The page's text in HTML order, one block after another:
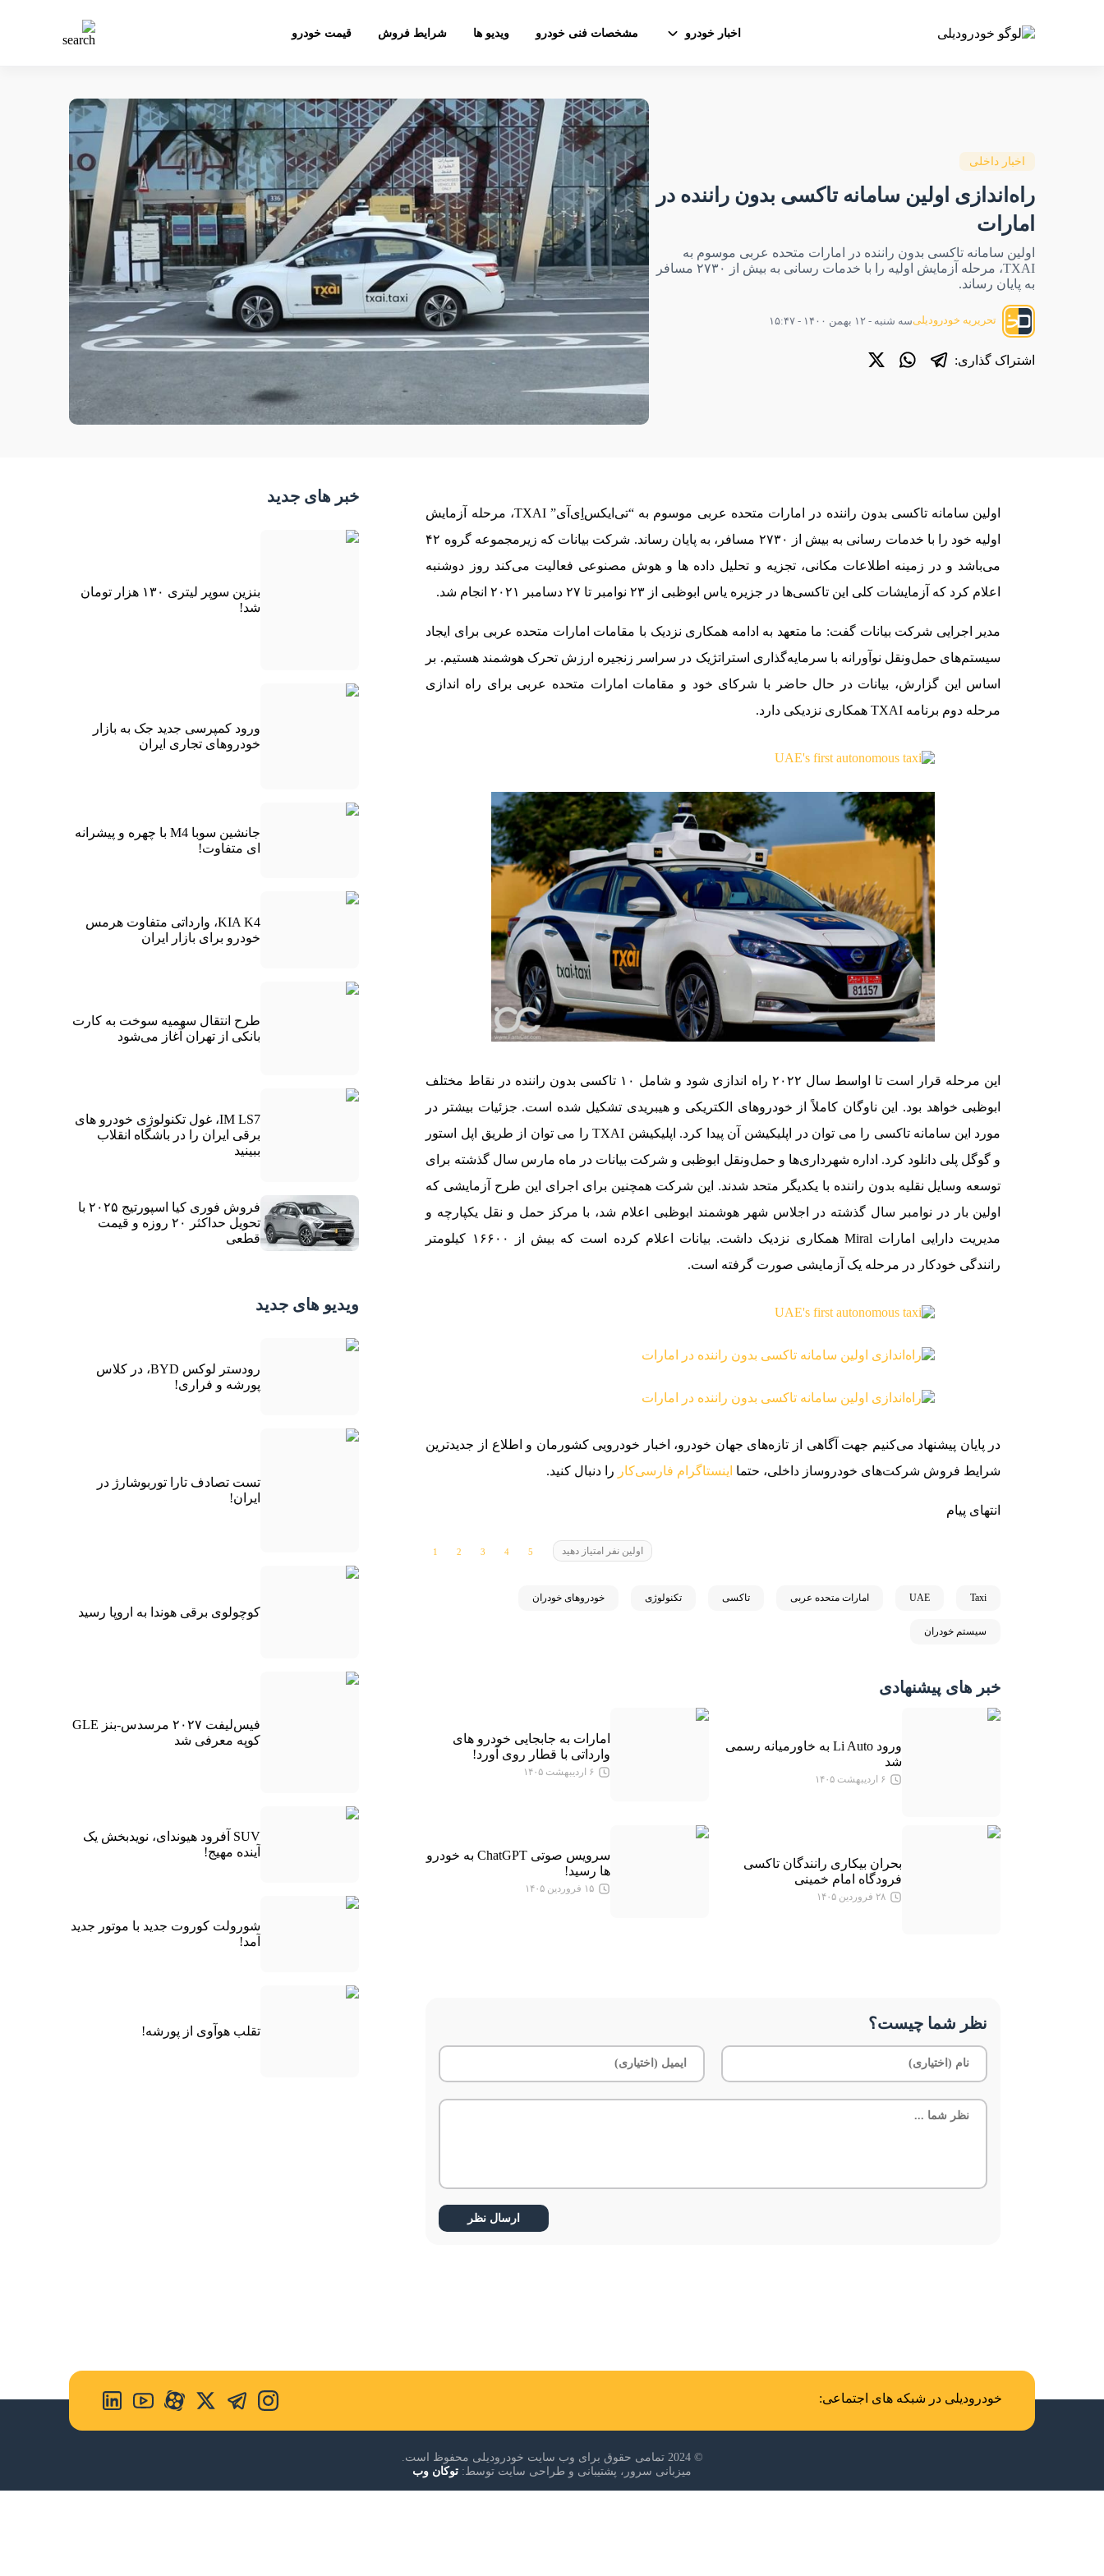
اخبار خودرو مشخصات فنی خودرو ویدیو ها شرایط فروش قیمت خودرو
اخبار داخلی
راه‌اندازی اولین سامانه تاکسی بدون راننده در
امارات
اولین سامانه تاکسی بدون راننده در امارات متحده عربی موسوم به
TXAI، مرحله آزمایش اولیه را با خدمات رسانی به بیش از ۲۷۳۰ مسافر
به پایان رساند.
تحریریه خودرودیلیسه شنبه - ۱۲ بهمن ۱۴۰۰ - ۱۵:۴۷
اشتراک گذاری:
اولین سامانه تاکسی بدون راننده در امارات متحده عربی موسوم به “تی‌ایکس‌اِی‌آی” TXAI، مرحله آزمایش
اولیه خود را با خدمات رسانی به بیش از ۲۷۳۰ مسافر، به پایان رساند. شرکت بیانات که زیرمجموعه گروه ۴۲
می‌باشد و در زمینه اطلاعات مکانی، تجزیه و تحلیل داده ها و هوش مصنوعی فعالیت می‌کند روز دوشنبه
اعلام کرد که آزمایشات کلی این تاکسی‌ها در جزیره یاس ابوظبی از ۲۳ نوامبر تا ۲۷ دسامبر ۲۰۲۱ انجام شد.
مدیر اجرایی شرکت بیانات گفت: ما متعهد به ادامه همکاری نزدیک با مقامات امارات متحده عربی برای ایجاد
سیستم‌های حمل‌ونقل نوآورانه با سرمایه‌گذاری استراتژیک در سراسر زنجیره ارزش تحرک هوشمند هستیم. بر
اساس این گزارش، بیانات در حال حاضر با شرکای خود و مقامات امارات متحده عربی برای راه اندازی
مرحله دوم برنامه TXAI همکاری نزدیکی دارد.
این مرحله قرار است تا اواسط سال ۲۰۲۲ راه اندازی شود و شامل ۱۰ تاکسی بدون راننده در نقاط مختلف
ابوظبی خواهد بود. این ناوگان کاملاً از خودروهای الکتریکی و هیبریدی تشکیل شده است. جزئیات بیشتر در
مورد این سامانه تاکسی را می توان در اپلیکیشن آن پیدا کرد. اپلیکیشن TXAI را می توان از طریق اپل استور
و گوگل پلی دانلود کرد. اداره شهرداری‌ها و حمل‌ونقل ابوظبی و شرکت بیانات در ماه مارس سال گذشته برای
توسعه وسایل نقلیه بدون راننده با یکدیگر متحد شدند. این شرکت همچنین برای اجرای این طرح آزمایشی که
اولین بار در نوامبر سال گذشته در اجلاس شهر هوشمند ابوظبی اعلام شد، با مرکز حمل و نقل یکپارچه و
مدیریت دارایی امارات Miral همکاری نزدیک داشت. بیانات اعلام کرده است که بیش از ۱۶۶۰۰ کیلومتر
رانندگی خودکار در مرحله یک آزمایشی صورت گرفته است.
در پایان پیشنهاد می‌کنیم جهت آگاهی از تازه‌های جهان خودرو، اخبار خودرویی کشورمان و اطلاع از جدیدترین
شرایط فروش شرکت‌های خودروساز داخلی، حتما اینستاگرام فارسی‌کار را دنبال کنید.
انتهای پیام
اولین نفر امتیاز دهید
Taxi
UAE امارات متحده عربی تاکسی تکنولوژی خودروهای خودران
سیستم خودران
خبر های پیشنهادی
ورود Li Auto به خاورمیانه رسمی
شد
۶ اردیبهشت ۱۴۰۵
امارات به جابجایی خودرو های
وارداتی با قطار روی آورد!
۶ اردیبهشت ۱۴۰۵
بحران بیکاری رانندگان تاکسی
فرودگاه امام خمینی
۲۸ فروردین ۱۴۰۵
سرویس صوتی ChatGPT به خودرو
ها رسید!
۱۵ فروردین ۱۴۰۵
نظر شما چیست؟
خبر های جدید
بنزین سوپر لیتری ۱۳۰ هزار تومان
شد!
ورود کمپرسی جدید جک به بازار
خودروهای تجاری ایران
جانشین سوبا M4 با چهره و پیشرانه
ای متفاوت!
KIA K4، وارداتی متفاوت هرمس
خودرو برای بازار ایران
طرح انتقال سهمیه سوخت به کارت
بانکی از تهران آغاز می‌شود
IM LS7، غول تکنولوژی خودرو های
برقی ایران را در باشگاه انقلاب
ببینید
فروش فوری کیا اسپورتیج ۲۰۲۵ با
تحویل حداکثر ۲۰ روزه و قیمت
قطعی
ویدیو های جدید
رودستر لوکس BYD، در کلاس
پورشه و فراری!
تست تصادف تارا توربوشارژ در
ایران!
کوچولوی برقی هوندا به اروپا رسید
فیس‌لیفت ۲۰۲۷ مرسدس-بنز GLE
کوپه معرفی شد
SUV آفرود هیوندای، نویدبخش یک
آینده مهیج!
شورولت کوروت جدید با موتور جدید
آمد!
تقلب هوآوی از پورشه!
خودرودیلی در شبکه های اجتماعی:
© 2024 تمامی حقوق برای وب سایت خودرودیلی محفوظ است.
میزبانی سرور، پشتیبانی و طراحی سایت توسط: توکان وب